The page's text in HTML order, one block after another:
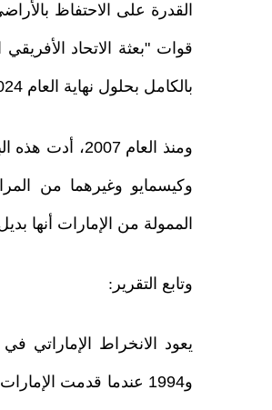
القدرة على الاحتفاظ
بالكامل بحلول نهاية العام 2024.
ومنذ العام
وكيسمايو وغيرهما من
الممولة من الإمارات أنها
وتابع التقرير:
و1994 عندما قدمت